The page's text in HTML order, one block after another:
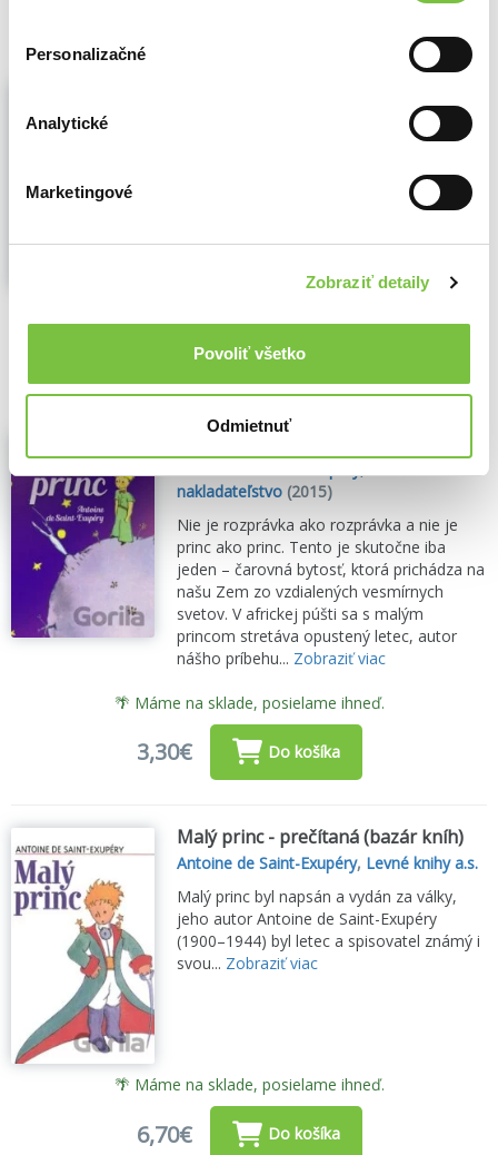
Personalizačné
Analytické
Marketingové
Zobraziť detaily
Povoliť všetko
Odmietnuť
(2005)
Do košíka
nakladateľstvo (2015)
Nie je rozprávka ako rozprávka a nie je
princ ako princ. Tento je skutočne iba
jeden – čarovná bytosť, ktorá prichádza na
našu Zem zo vzdialených vesmírnych
svetov. V africkej púšti sa s malým
princom stretáva opustený letec, autor
nášho príbehu... Zobraziť viac
🌴 Máme na sklade, posielame ihneď.
3,30€ Do košíka
Malý princ - prečítaná (bazár kníh)
Antoine de Saint-Exupéry, Levné knihy a.s.
Malý princ byl napsán a vydán za války,
jeho autor Antoine de Saint-Exupéry
(1900–1944) byl letec a spisovatel známý i
svou... Zobraziť viac
🌴 Máme na sklade, posielame ihneď.
6,70€ Do košíka